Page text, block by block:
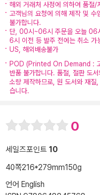
해외 거래처 사정에 의하여 품절/
고객님의 요청에 의해 제작 및 수
불가합니다.
단, 00시~06시 주문을 오늘 06
6시 이전 등 발주 전에는 취소 가
US, 해외배송불가
POD (Printed On Demand : 고
반품 불가합니다. 품절, 절판 도
소량 제작하므로, 원 도서와 재
습니다.
0
세일즈포인트 10
40쪽216*279mm150g
언어 English